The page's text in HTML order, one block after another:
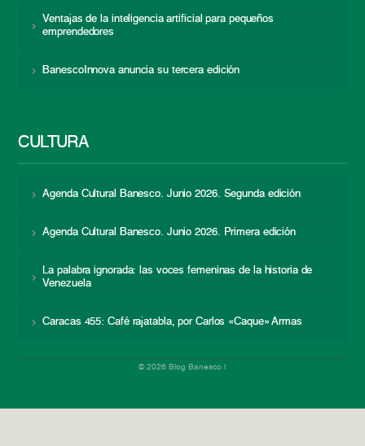
Ventajas de la inteligencia artificial para pequeños
emprendedores
BanescoInnova anuncia su tercera edición
CULTURA
Agenda Cultural Banesco. Junio 2026. Segunda edición
Agenda Cultural Banesco. Junio 2026. Primera edición
La palabra ignorada: las voces femeninas de la historia de
Venezuela
Caracas 455: Café rajatabla, por Carlos «Caque» Armas
© 2026 Blog Banesco |